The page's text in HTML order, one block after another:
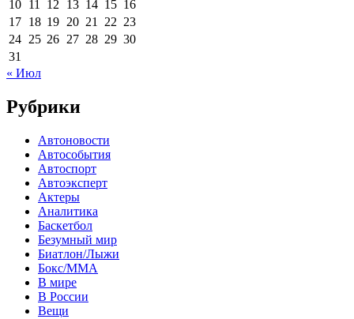
10 11 12 13 14 15 16
17 18 19 20 21 22 23
24 25 26 27 28 29 30
31
« Июл
Рубрики
Автоновости
Автособытия
Автоспорт
Автоэксперт
Актеры
Аналитика
Баскетбол
Безумный мир
Биатлон/Лыжи
Бокс/MMA
В мире
В России
Вещи